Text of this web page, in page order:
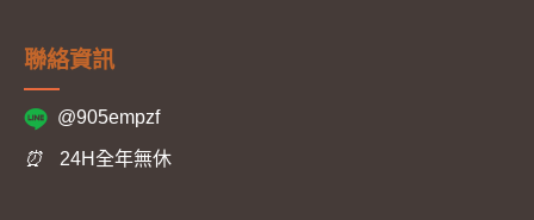
聯絡資訊
@905empzf
⏰ 24H全年無休